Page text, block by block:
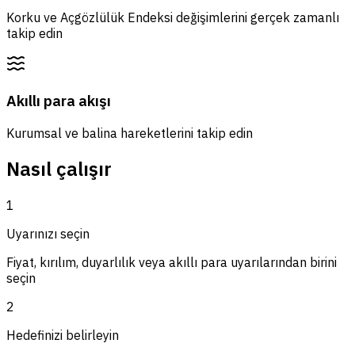
Korku ve Açgözlülük Endeksi değişimlerini gerçek zamanlı
takip edin
Akıllı para akışı
Kurumsal ve balina hareketlerini takip edin
Nasıl çalışır
1
Uyarınızı seçin
Fiyat, kırılım, duyarlılık veya akıllı para uyarılarından birini
seçin
2
Hedefinizi belirleyin